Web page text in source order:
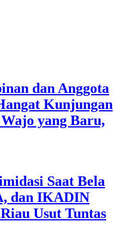
dan Anggota
Kunjungan
yang Baru,
Saat Bela
dan IKADIN
Usut Tuntas